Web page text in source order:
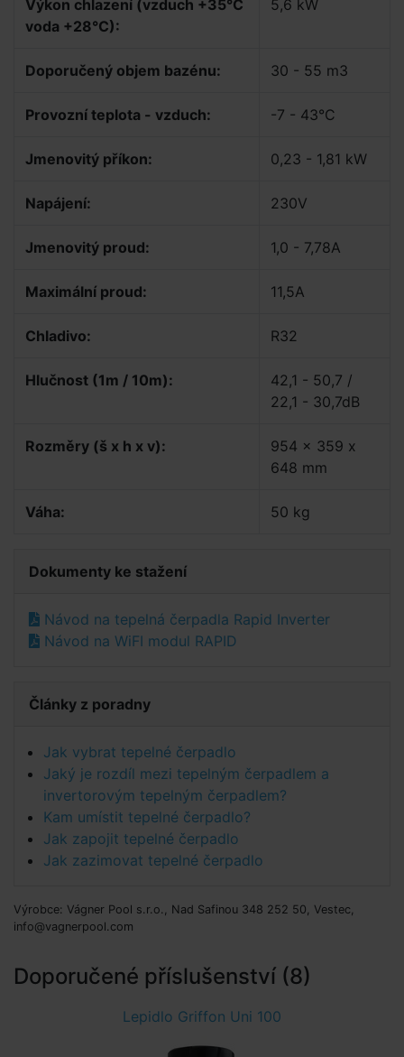
Výkon chlazení (vzduch +35°C
voda +28°C):
5,6 kW
Doporučený objem bazénu: 30 - 55 m3
Provozní teplota - vzduch: -7 - 43°C
Jmenovitý příkon: 0,23 - 1,81 kW
Napájení: 230V
Jmenovitý proud: 1,0 - 7,78A
Maximální proud: 11,5A
Chladivo: R32
Hlučnost (1m / 10m):
42,1 - 50,7 /
22,1 - 30,7dB
Rozměry (š x h x v):
954 x 359 x
648 mm
Váha: 50 kg
Dokumenty ke stažení
Návod na tepelná čerpadla Rapid Inverter
Návod na WiFI modul RAPID
Články z poradny
Jak vybrat tepelné čerpadlo
Jaký je rozdíl mezi tepelným čerpadlem a
invertorovým tepelným čerpadlem?
Kam umístit tepelné čerpadlo?
Jak zapojit tepelné čerpadlo
Jak zazimovat tepelné čerpadlo
Výrobce: Vágner Pool s.r.o., Nad Safinou 348 252 50, Vestec,
info@vagnerpool.com
Doporučené příslušenství (8)
Lepidlo Griffon Uni 100